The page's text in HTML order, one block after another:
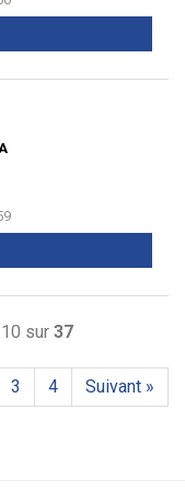
sur 37
3 4 Suivant »